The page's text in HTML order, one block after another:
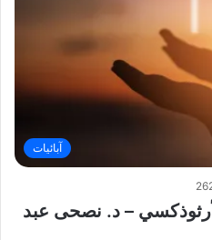
آبائيات
– د. نصحى عبد